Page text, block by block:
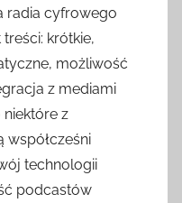
radia cyfrowego
krótkie,
możliwość
z mediami
z
współcześni
technologii
podcastów